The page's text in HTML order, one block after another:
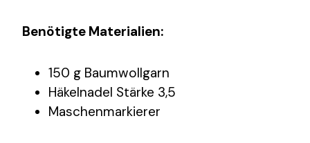
Benötigte Materialien:
150 g Baumwollgarn
Häkelnadel Stärke 3,5
Maschenmarkierer